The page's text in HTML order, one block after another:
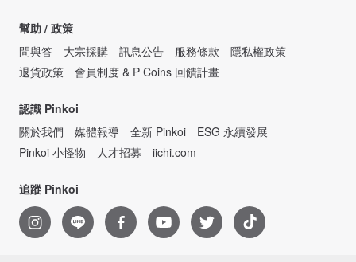
幫助 / 政策
問與答
大宗採購 訊息公告 服務條款
隱私權政策
退貨政策
會員制度 & P Coins 回饋計畫
認識 Pinkoi
關於我們
媒體報導 全新 Pinkoi
ESG 永續發展
Pinkoi 小怪物
人才招募 iichi.com
追蹤 Pinkoi